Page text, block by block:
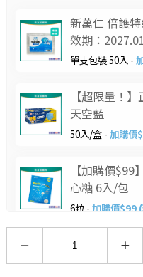
新萬仁 倍護
效期：
單支包裝 50入 -
【超限量！
天空藍
50入/盒 - 加購價
【加購價
心糖 6入/包
6粒 - 加購價$99
【加購價$10
杷)12.5g